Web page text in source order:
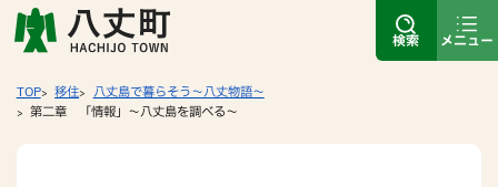
検索 メニュー
TOP 移住
八丈島で暮らそう～八丈物語～
第二章 「情報」～八丈島を調べる～